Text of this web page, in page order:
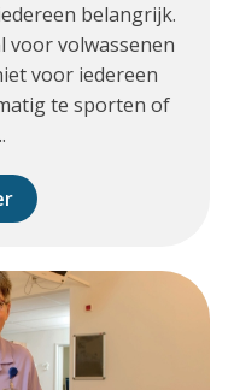
belangrijk.
voor volwassenen
voor iedereen
te sporten of